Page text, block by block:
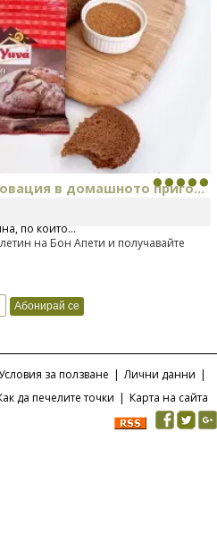
в домашното приго...
предлагането на изцяло нов
по който...
на Бон Апети и получавайте
за ползване | Лични данни |
да печелите точки | Карта на сайта